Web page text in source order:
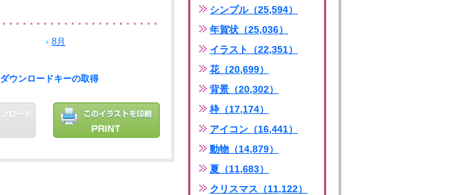
8月
ダウンロードキーの取得
シンプル（25,594）
年賀状（25,036）
イラスト（22,351）
花（20,699）
背景（20,302）
枠（17,174）
アイコン（16,441）
動物（14,879）
夏（11,683）
クリスマス（11,122）